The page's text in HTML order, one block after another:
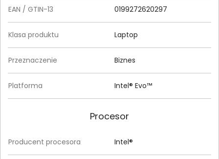
EAN / GTIN-13 0199272620297
Klasa produktu Laptop
Przeznaczenie Biznes
Platforma Intel® Evo™
Procesor
Producent procesora Intel®